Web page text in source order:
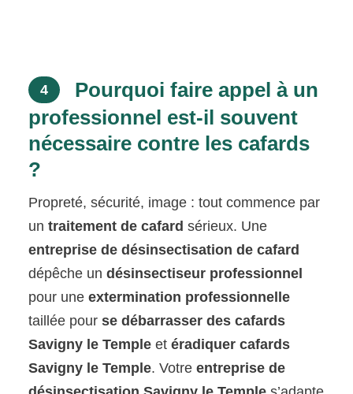
4
Pourquoi faire appel à un
professionnel est-il souvent
nécessaire contre les cafards
?
Propreté, sécurité, image : tout commence par
untraitement de cafard sérieux. Une
entreprise de désinsectisation de cafard
dépêche undésinsectiseur professionnel
pour uneextermination professionnelle
taillée pourse débarrasser des cafards
Savigny le Temple etéradiquer cafards
Savigny le Temple. Votreentreprise de